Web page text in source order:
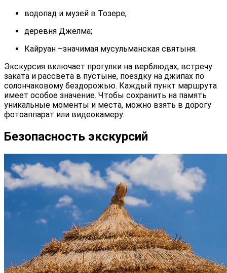
водопад и музей в Тозере;
деревня Джелма;
Кайруан –значимая мусульманская святыня.
Экскурсия включает прогулки на верблюдах, встречу
заката и рассвета в пустыне, поездку на джипах по
солончаковому бездорожью. Каждый пункт маршрута
имеет особое значение. Чтобы сохранить на память
уникальные моменты и места, можно взять в дорогу
фотоаппарат или видеокамеру.
Безопасность экскурсий